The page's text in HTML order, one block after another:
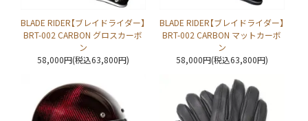
BLADE RIDER【ブレイドライダー】
BRT-002 CARBON グロスカーボ
ン
58,000円(税込63,800円)
BLADE RIDER【ブレイドライダー】
BRT-002 CARBON マットカーボ
ン
58,000円(税込63,800円)